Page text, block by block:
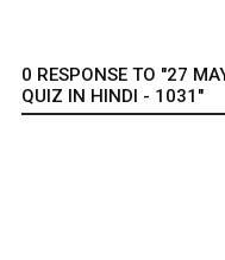
0 RESPONSE TO "27
QUIZ IN HINDI - 1031"